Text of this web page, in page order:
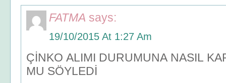
FATMA says:
19/10/2015 At 1:27 Am
ÇİNKO ALIMI DURUMUNA NASIL
MU SÖYLEDİ